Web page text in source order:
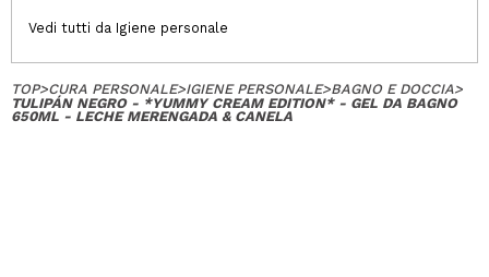
Vedi tutti da Igiene personale
TOP>CURA PERSONALE>IGIENE PERSONALE>BAGNO E DOCCIA>
TULIPÁN NEGRO - *YUMMY CREAM EDITION* - GEL DA BAGNO
650ML - LECHE MERENGADA & CANELA